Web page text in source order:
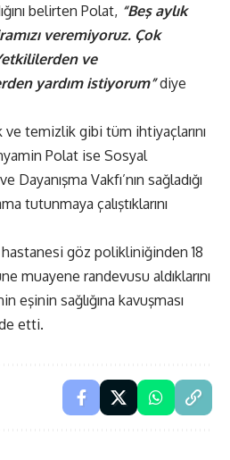
belirten Polat, “Beş aylık
veremiyoruz. Çok
ve
yardım istiyorum”diye
ve temizlik gibi tüm ihtiyaçlarını
Polat ise Sosyal
Dayanışma Vakfı’nın sağladığı
tutunmaya çalıştıklarını
göz polikliniğinden 18
muayene randevusu aldıklarını
eşinin sağlığına kavuşması
etti.